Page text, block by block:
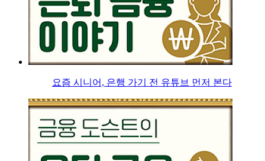
요즘 시니어, 은행 가기 전 유튜브 먼저 본다